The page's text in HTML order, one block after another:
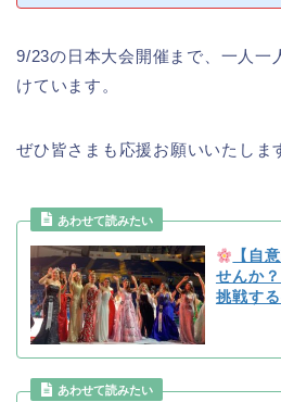
9/23の日本大会開催まで、一人一
けています。
ぜひ皆さまも応援お願いいたしま
【自
せんか
挑戦す